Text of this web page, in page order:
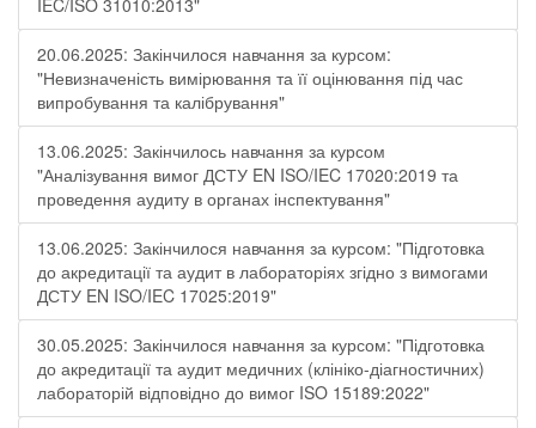
IEC/ISO 31010:2013"
20.06.2025: Закінчилося навчання за курсом:
"Невизначеність вимірювання та її оцінювання під час
випробування та калібрування"
13.06.2025: Закінчилось навчання за курсом
"Аналізування вимог ДСТУ EN ISO/IEC 17020:2019 та
проведення аудиту в органах інспектування"
13.06.2025: Закінчилося навчання за курсом: "Підготовка
до акредитації та аудит в лабораторіях згідно з вимогами
ДСТУ EN ISO/IEC 17025:2019"
30.05.2025: Закінчилося навчання за курсом: "Підготовка
до акредитації та аудит медичних (клініко-діагностичних)
лабораторій відповідно до вимог ISO 15189:2022"